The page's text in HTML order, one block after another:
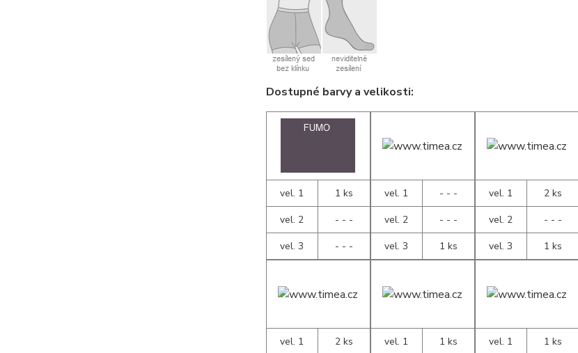
Dostupné barvy a velikosti:
vel. 1
1 ks
vel. 2
- - -
vel. 3
- - -
vel. 1
- - -
vel. 2
- - -
vel. 3
1 ks
vel. 1
2 ks
vel. 2
- - -
vel. 3
1 ks
vel. 1
2 ks
vel. 1
1 ks
vel. 1
1 ks